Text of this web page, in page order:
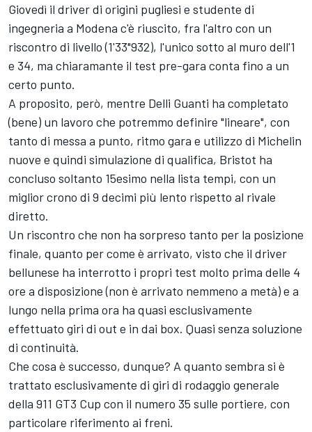
Giovedì il driver di origini pugliesi e studente di
ingegneria a Modena c'è riuscito, fra l'altro con un
riscontro di livello (1'33"932), l'unico sotto al muro dell'1
e 34, ma chiaramante il test pre-gara conta fino a un
certo punto.
A proposito, però, mentre Delli Guanti ha completato
(bene) un lavoro che potremmo definire "lineare", con
tanto di messa a punto, ritmo gara e utilizzo di Michelin
nuove e quindi simulazione di qualifica, Bristot ha
concluso soltanto 15esimo nella lista tempi, con un
miglior crono di 9 decimi più lento rispetto al rivale
diretto.
Un riscontro che non ha sorpreso tanto per la posizione
finale, quanto per come è arrivato, visto che il driver
bellunese ha interrotto i propri test molto prima delle 4
ore a disposizione (non è arrivato nemmeno a metà) e a
lungo nella prima ora ha quasi esclusivamente
effettuato giri di out e in dai box. Quasi senza soluzione
di continuità.
Che cosa è successo, dunque? A quanto sembra si è
trattato esclusivamente di giri di rodaggio generale
della 911 GT3 Cup con il numero 35 sulle portiere, con
particolare riferimento ai freni.